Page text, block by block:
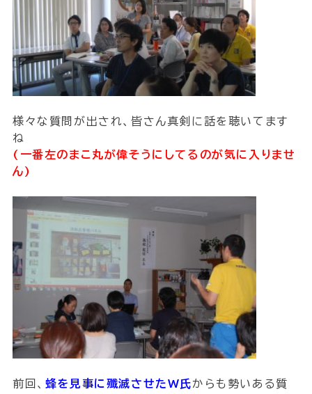
様々な質問が出され、皆さん真剣に話を聴いてます
ね
(一番左のまこ丸が偉そうにしてるのが気に入りませ
ん)
前回、 蜂を見事に殲滅させたW氏からも勢いある質